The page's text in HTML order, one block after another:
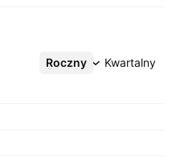
Roczny Kwartalny
Więcej